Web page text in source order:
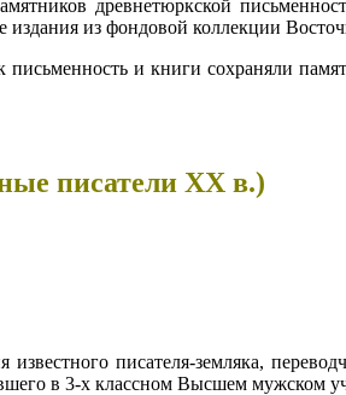
древнетюркской
из фондовой коллекции
и книги сохраняли
писатели ХХ в.)
писателя-земляка,
в 3-х классном Высшем мужском